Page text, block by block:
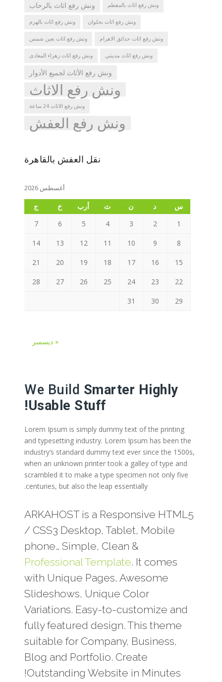
ونش رفع اثاث بالرحاب ونش رفع اثاث بالمقطم
ونش رفع اثاث بالهرم ونش رفع اثاث بحلوان
ونش رفع اثاث بعين شمس ونش رفع اثاث حدائق الاهرام
ونش رفع اثاث زهراء المعادى ونش رفع اثاث مدينتي
ونش رفع الأثاث لجميع الأدوار
ونش رفع الاثاث
ونش رفع الاثاث 24 ساعة
ونش رفع العفش
نقل العفش بالقاهرة
أغسطس 2026
س د ن ث أرب خ
ج
1
2
3
4
5
6
7
8
9
10
11
12
13
14
15
16
17
18
19
20
21
22
23
24
25
26
27
28
29
30
31
« ديسمبر
We Build Smarter Highly
Usable Stuff!
Lorem Ipsum is simply dummy text of the printing
and typesetting industry. Lorem Ipsum has been the
industry’s standard dummy text ever since the 1500s,
when an unknown printer took a galley of type and
scrambled it to make a type specimen not only five
centuries, but also the leap essentially.
ARKAHOST is a Responsive HTML5
/ CSS3 Desktop, Tablet, Mobile
phone… Simple, Clean &
Professional Template. It comes
with Unique Pages, Awesome
Slideshows, Unique Color
Variations. Easy-to-customize and
fully featured design. This theme
suitable for Company, Business,
Blog and Portfolio. Create
Outstanding Website in Minutes!